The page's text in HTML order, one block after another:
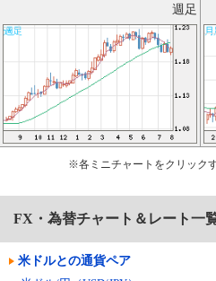
週足
※各ミニチャートをクリック
FX・為替チャート＆レート一
米ドルとの通貨ペア